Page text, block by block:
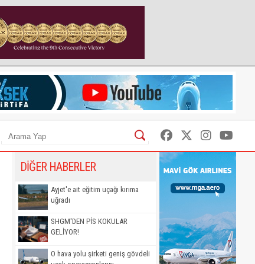
DİĞER HABERLER
Ayjet'e ait eğitim uçağı kırıma
uğradı
SHGM'DEN PİS KOKULAR
GELİYOR!
O hava yolu şirketi geniş gövdeli